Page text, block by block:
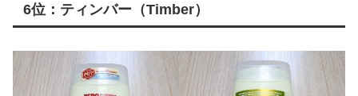
6位：ティンバー（Timber）